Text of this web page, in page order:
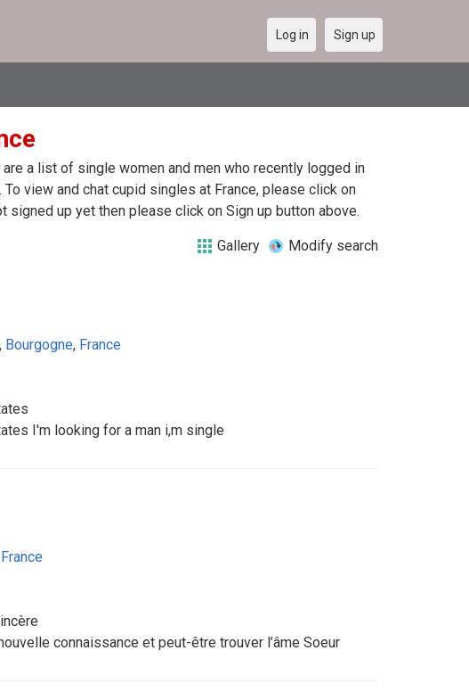
Log in Sign up
a list of single women and men who recently logged in
view and chat cupid singles at France, please click on
up yet then please click on Sign up button above.
Gallery Modify search
, Bourgogne, France
I'm looking for a man i,m single
France
connaissance et peut-être trouver l’âme Soeur